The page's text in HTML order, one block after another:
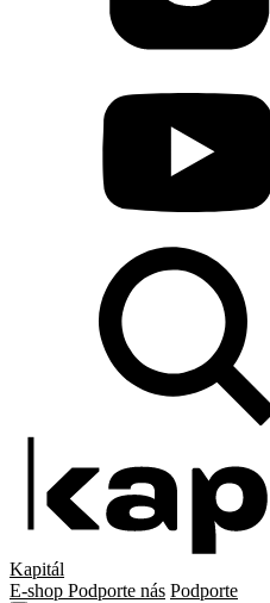
Kapitál
E-shop Podporte nás Podporte